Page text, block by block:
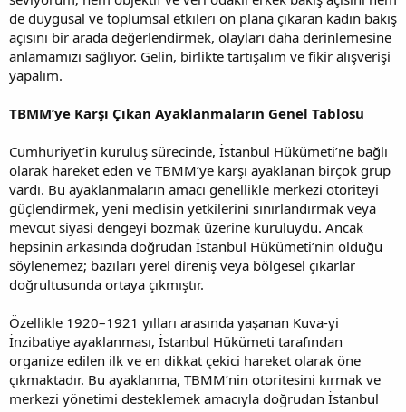
de duygusal ve toplumsal etkileri ön plana çıkaran kadın bakış
açısını bir arada değerlendirmek, olayları daha derinlemesine
anlamamızı sağlıyor. Gelin, birlikte tartışalım ve fikir alışverişi
yapalım.
TBMM’ye Karşı Çıkan Ayaklanmaların Genel Tablosu
Cumhuriyet’in kuruluş sürecinde, İstanbul Hükümeti’ne bağlı
olarak hareket eden ve TBMM’ye karşı ayaklanan birçok grup
vardı. Bu ayaklanmaların amacı genellikle merkezi otoriteyi
güçlendirmek, yeni meclisin yetkilerini sınırlandırmak veya
mevcut siyasi dengeyi bozmak üzerine kuruluydu. Ancak
hepsinin arkasında doğrudan İstanbul Hükümeti’nin olduğu
söylenemez; bazıları yerel direniş veya bölgesel çıkarlar
doğrultusunda ortaya çıkmıştır.
Özellikle 1920–1921 yılları arasında yaşanan Kuva-yi
İnzibatiye ayaklanması, İstanbul Hükümeti tarafından
organize edilen ilk ve en dikkat çekici hareket olarak öne
çıkmaktadır. Bu ayaklanma, TBMM’nin otoritesini kırmak ve
merkezi yönetimi desteklemek amacıyla doğrudan İstanbul